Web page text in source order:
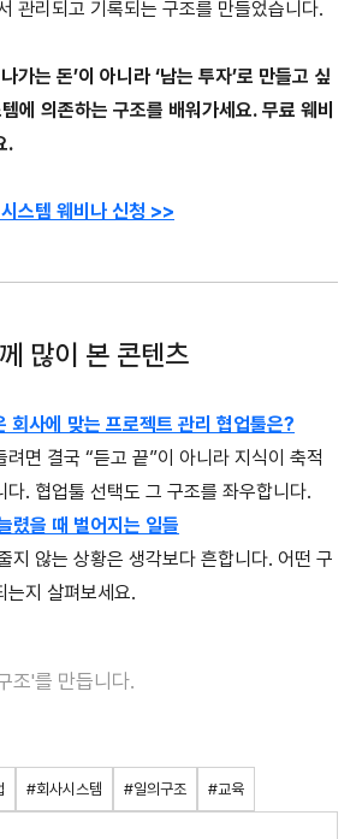
관리되고 기록되는 구조를 만들었습니다.
가는 돈’이 아니라 ‘남는 투자’로 만들고 싶
에 의존하는 구조를 배워가세요. 무료 웨비
.
스템 웨비나 신청 >>
많이 본 콘텐츠
회사에 맞는 프로젝트 관리 협업툴은?
면 결국 “듣고 끝”이 아니라 지식이 축적
다. 협업툴 선택도 그 구조를 좌우합니다.
렸을 때 벌어지는 일들
지 않는 상황은 생각보다 흔합니다. 어떤 구
는지 살펴보세요.
조'를 만듭니다.
#회사시스템 #일의구조 #교육